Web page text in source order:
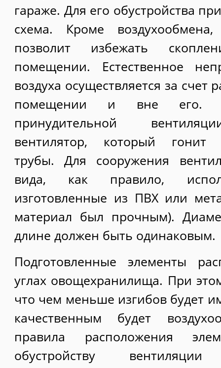
гараже. Для его обустройства
схема. Кроме воздухообмена,
позволит избежать
помещении. Естественное
воздуха осуществляется за счет
помещении и вне его.
принудительной
вентилятор, который
трубы. Для сооружения
вида, как правило,
изготовленные из ПВХ или
материал был прочным).
длине должен быть одинаковым.
Подготовленные элементы
углах овощехранилища. При
что чем меньше изгибов будет
качественным будет
правила расположения
обустройству